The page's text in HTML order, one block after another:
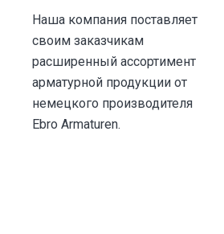
Наша компания поставляет
своим заказчикам
расширенный ассортимент
арматурной продукции от
немецкого производителя
Ebro Armaturen.